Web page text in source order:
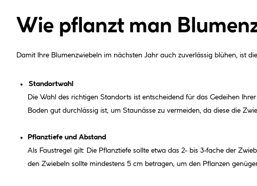
Wie pflanzt man
Damit Ihre Blumenzwiebeln im nächsten Jahr auch zuverlässig blühen, ist
Standortwahl
Die Wahl des richtigen Standorts ist entscheidend für das Gedeihen
Boden gut durchlässig ist, um Staunässe zu vermeiden, da diese die
Pflanztiefe und Abstand
Als Faustregel gilt: Die Pflanztiefe sollte etwa das 2- bis 3-fache der
den Zwiebeln sollte mindestens 5 cm betragen, um den Pflanzen